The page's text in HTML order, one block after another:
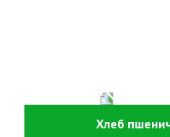
Хлеб